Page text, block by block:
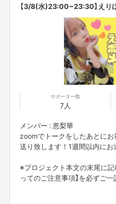
【3/8(水)23:00~23:30】えり
サポーター数
7人
メンバー : 恵梨華
zoomでトークをしたあとに
送り致します！1週間以内にお
※プロジェクト本文の末尾に記
ってのご注意事項】を必ずご一